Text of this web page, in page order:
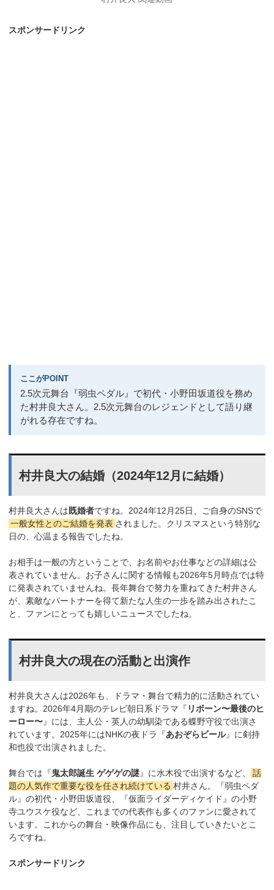
スポンサードリンク
ここがPOINT
2.5次元舞台『弱虫ペダル』で初代・小野田坂道役を務め
た村井良大さん。2.5次元舞台のレジェンドとして語り継
がれる存在ですね。
村井良大の結婚（2024年12月に結婚）
村井良大さんは既婚者ですね。2024年12月25日、ご自身のSNSで
一般女性とのご結婚を発表 されました。クリスマスという特別な
日の、心温まる報告でしたね。
お相手は一般の方ということで、お名前やお仕事などの詳細は公
表されていません。お子さんに関する情報も2026年5月時点では特
に発表されていませんね。長年舞台で努力を重ねてきた村井さん
が、素敵なパートナーを得て新たな人生の一歩を踏み出されたこ
と、ファンにとっても嬉しいニュースでしたね。
村井良大の現在の活動と出演作
村井良大さんは2026年も、ドラマ・舞台で精力的に活動されてい
ますね。2026年4月期のテレビ朝日系ドラマ『 リボーン〜最後のヒ
ーロー〜』には、主人公・英人の幼馴染である蝶野守役で出演さ
れています。2025年にはNHKの夜ドラ『あおぞらビール』に剣持
和也役で出演されました。
舞台では『鬼太郎誕生 ゲゲゲの謎』に水木役で出演するなど、
話
題の人気作で重要な役を任され続けている 村井さん。『弱虫ペダ
ル』の初代・小野田坂道役、『仮面ライダーディケイド』の小野
寺ユウスケ役など、これまでの代表作も多くのファンに愛されて
います。これからの舞台・映像作品にも、注目していきたいとこ
ろですね。
スポンサードリンク